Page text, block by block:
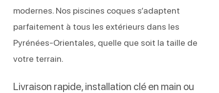
modernes. Nos piscines coques s’adaptent
parfaitement à tous les extérieurs dans les
Pyrénées-Orientales, quelle que soit la taille de
votre terrain.
Livraison rapide, installation clé en main ou